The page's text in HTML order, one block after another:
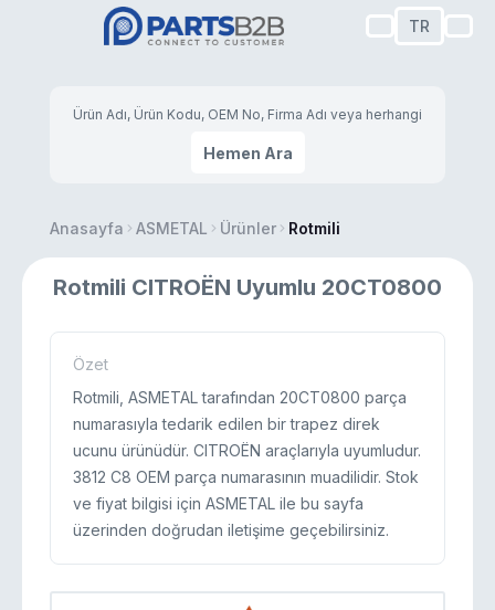
TR
Hemen Ara
Anasayfa ASMETAL Ürünler Rotmili
Rotmili CITROËN Uyumlu 20CT0800
Özet
Rotmili, ASMETAL tarafından 20CT0800 parça
numarasıyla tedarik edilen bir trapez direk
ucunu ürünüdür. CITROËN araçlarıyla uyumludur.
3812 C8 OEM parça numarasının muadilidir. Stok
ve fiyat bilgisi için ASMETAL ile bu sayfa
üzerinden doğrudan iletişime geçebilirsiniz.